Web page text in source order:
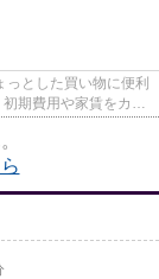
とした買い物に便利
期費用や家賃をカー